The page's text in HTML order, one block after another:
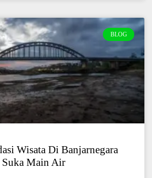
BLOG
Wisata Di Banjarnegara
Main Air